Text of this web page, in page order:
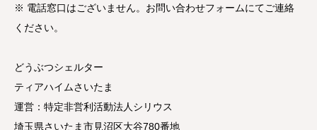
※ 電話窓口はございません。お問い合わせフォームにてご連絡
ください。
どうぶつシェルター
ティアハイムさいたま
運営：特定非営利活動法人シリウス
埼玉県さいたま市見沼区大谷780番地